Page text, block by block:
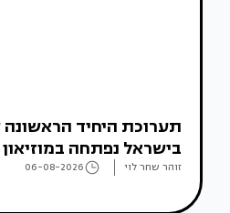
תערוכת היחיד
בישראל נפתחה
זוהר שחר לוי 06-08-2026